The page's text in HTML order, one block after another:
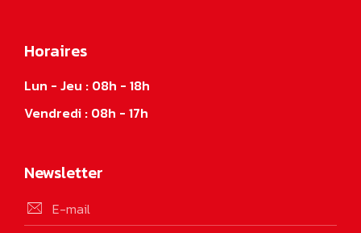
Horaires
Lun - Jeu : 08h - 18h
Vendredi : 08h - 17h
Newsletter